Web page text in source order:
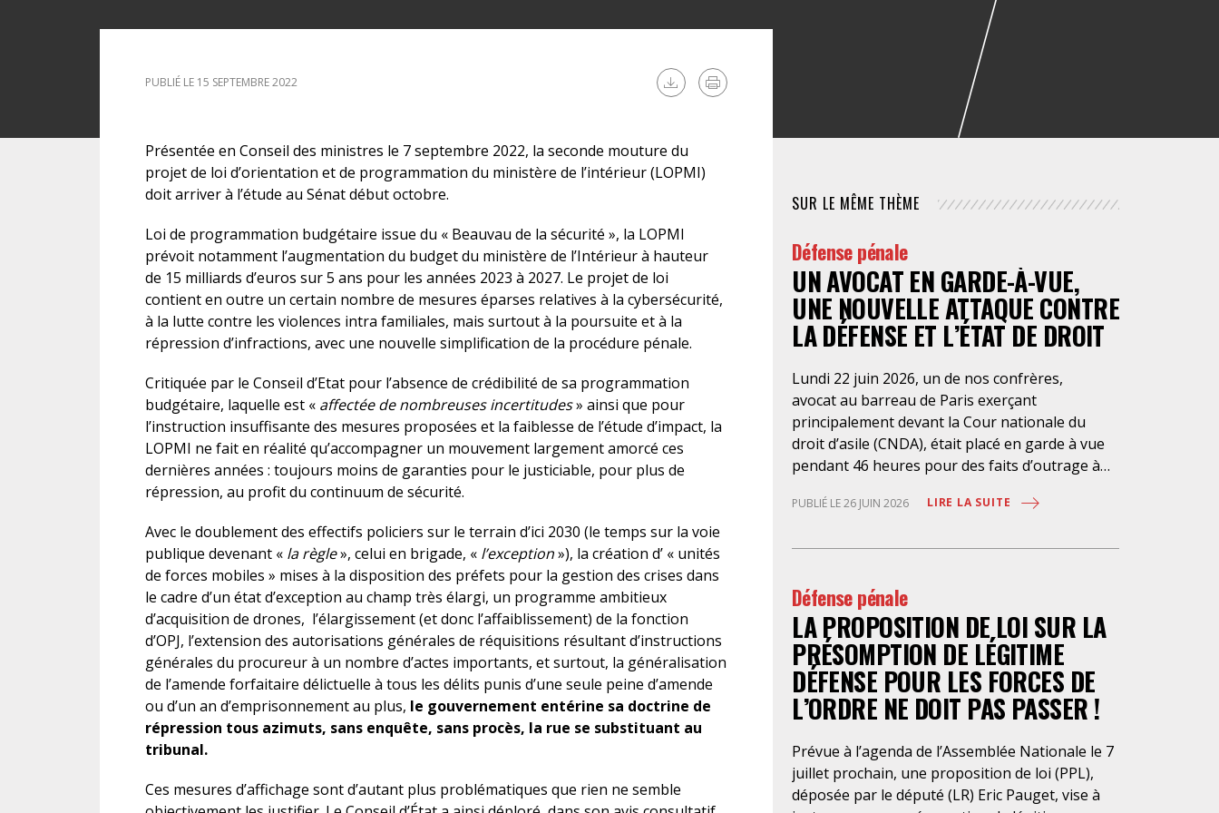
DROIT DES MINEURS
DROIT INTERNATIONAL
POLICE / MAINTIEN DE L'ORDRE
PROCÉDURE CIVILE
PUBLIÉ LE 15 SEPTEMBRE 2022
Présentée en Conseil des ministres le 7 septembre 2022, la seconde mouture du
projet de loi d’orientation et de programmation du ministère de l’intérieur (LOPMI)
doit arriver à l’étude au Sénat début octobre.
Loi de programmation budgétaire issue du « Beauvau de la sécurité », la LOPMI
prévoit notamment l’augmentation du budget du ministère de l’Intérieur à hauteur
de 15 milliards d’euros sur 5 ans pour les années 2023 à 2027. Le projet de loi
contient en outre un certain nombre de mesures éparses relatives à la cybersécurité,
à la lutte contre les violences intra familiales, mais surtout à la poursuite et à la
répression d’infractions, avec une nouvelle simplification de la procédure pénale.
Critiquée par le Conseil d’Etat pour l’absence de crédibilité de sa programmation
budgétaire, laquelle est « affectée de nombreuses incertitudes» ainsi que pour
l’instruction insuffisante des mesures proposées et la faiblesse de l’étude d’impact, la
LOPMI ne fait en réalité qu’accompagner un mouvement largement amorcé ces
dernières années : toujours moins de garanties pour le justiciable, pour plus de
répression, au profit du continuum de sécurité.
Avec le doublement des effectifs policiers sur le terrain d’ici 2030 (le temps sur la voie
publique devenant « la règle», celui en brigade, « l’exception»), la création d’ « unités
de forces mobiles » mises à la disposition des préfets pour la gestion des crises dans
le cadre d’un état d’exception au champ très élargi, un programme ambitieux
d’acquisition de drones, l’élargissement (et donc l’affaiblissement) de la fonction
d’OPJ, l’extension des autorisations générales de réquisitions résultant d’instructions
générales du procureur à un nombre d’actes importants, et surtout, la généralisation
de l’amende forfaitaire délictuelle à tous les délits punis d’une seule peine d’amende
ou d’un an d’emprisonnement au plus, le gouvernement entérine sa doctrine de
répression tous azimuts, sans enquête, sans procès, la rue se substituant au
tribunal.
Ces mesures d’affichage sont d’autant plus problématiques que rien ne semble
SUR LE MÊME THÈME
Défense pénale
UN AVOCAT EN GARDE-À-VUE,
UNE NOUVELLE ATTAQUE CONTRE
LA DÉFENSE ET L’ÉTAT DE DROIT
Lundi 22 juin 2026, un de nos confrères,
avocat au barreau de Paris exerçant
principalement devant la Cour nationale du
droit d’asile (CNDA), était placé en garde à vue
pendant 46 heures pour des faits d’outrage à
le Parquet de Bobigny, qui lui reproche des
entre 2022 et 2026. Nombres d’avocat.es
années le fonctionnement de la CNDA, qui ne
convoque plus les justiciables. Notre Confrère
ne conteste pas avoir recours à une défense de
rupture dans la conduite de ses défenses.
Critiquer, soulever les irrégularités de
procédure, s’insurger contre le défaut
le travail de la défense ! Si l’outrage à magistrat
constitue une infraction, ce délit ne suffit pas à
justifier le placement en garde à vue, mesure de
PUBLIÉ LE 26 JUIN 2026 LIRE LA SUITE
Défense pénale
LA PROPOSITION DE LOI SUR LA
PRÉSOMPTION DE LÉGITIME
DÉFENSE POUR LES FORCES DE
L’ORDRE NE DOIT PAS PASSER !
Prévue à l’agenda de l’Assemblée Nationale le 7
juillet prochain, une proposition de loi (PPL),
déposée par le député (LR) Eric Pauget, vise à